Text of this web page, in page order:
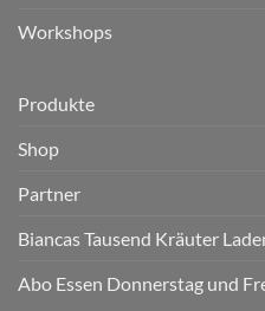
Workshops
Produkte
Shop
Partner
Biancas Tausend Kräuter
Abo Essen Donnerstag und